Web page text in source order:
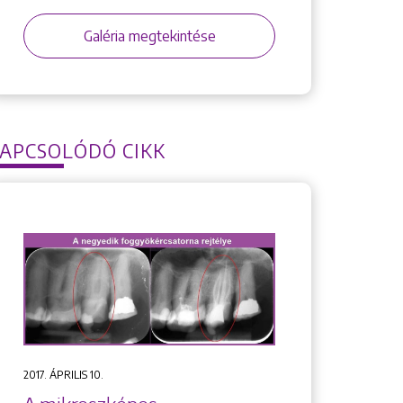
Galéria megtekintése
CIKK
2017. ÁPRILIS 10.